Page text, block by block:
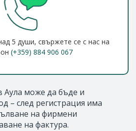
5 души, свържете се с нас на
(+359) 884 906 067
Аула може да бъде и
– след регистрация има
на фирмени
на фактура.